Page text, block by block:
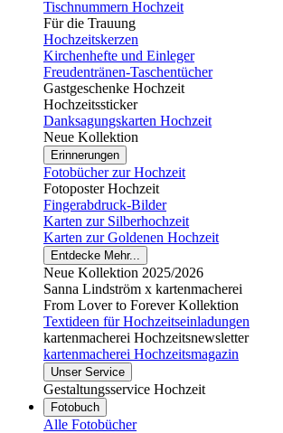
Tischnummern Hochzeit
Für die Trauung
Hochzeitskerzen
Kirchenhefte und Einleger
Freudentränen-Taschentücher
Gastgeschenke Hochzeit
Hochzeitssticker
Danksagungskarten Hochzeit
Neue Kollektion
Erinnerungen
Fotobücher zur Hochzeit
Fotoposter Hochzeit
Fingerabdruck-Bilder
Karten zur Silberhochzeit
Karten zur Goldenen Hochzeit
Entdecke Mehr...
Neue Kollektion 2025/2026
Sanna Lindström x kartenmacherei
From Lover to Forever Kollektion
Textideen für Hochzeitseinladungen
kartenmacherei Hochzeitsnewsletter
kartenmacherei Hochzeitsmagazin
Unser Service
Gestaltungsservice Hochzeit
Fotobuch
Alle Fotobücher